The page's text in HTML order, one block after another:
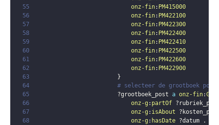
55
onz-fin: PM415000
56
onz-fin: PM422100
57
onz-fin: PM422300
58
onz-fin: PM422400
59
onz-fin: PM422410
60
onz-fin: PM422500
61
onz-fin: PM422600
62
onz-fin: PM422900
63
}
64
# selecteer de grootboek
65
?grootboek_post a onz-fin:
66
onz-g : partOf ?rubriek_pil
67
onz-g : isAbout
?kosten_pil
68
onz-g : hasDate ?datum
.